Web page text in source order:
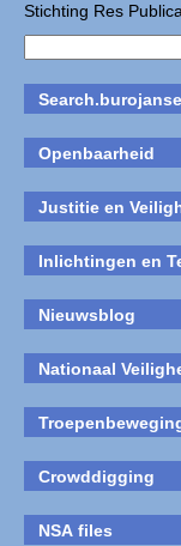
Stichting Res
Openbaarheid
Justitie en
Inlichtingen en
Nieuwsblog
Nationaal
Crowddigging
NSA files